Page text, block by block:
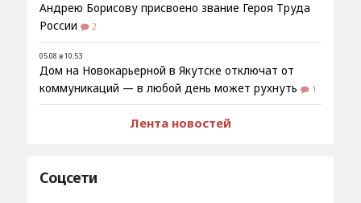
Андрею Борисову присвоено звание Героя Труда
России
2
05.08 в 10:53
Дом на Новокарьерной в Якутске отключат от
коммуникаций — в любой день может рухнуть
1
Лента новостей
Соцсети